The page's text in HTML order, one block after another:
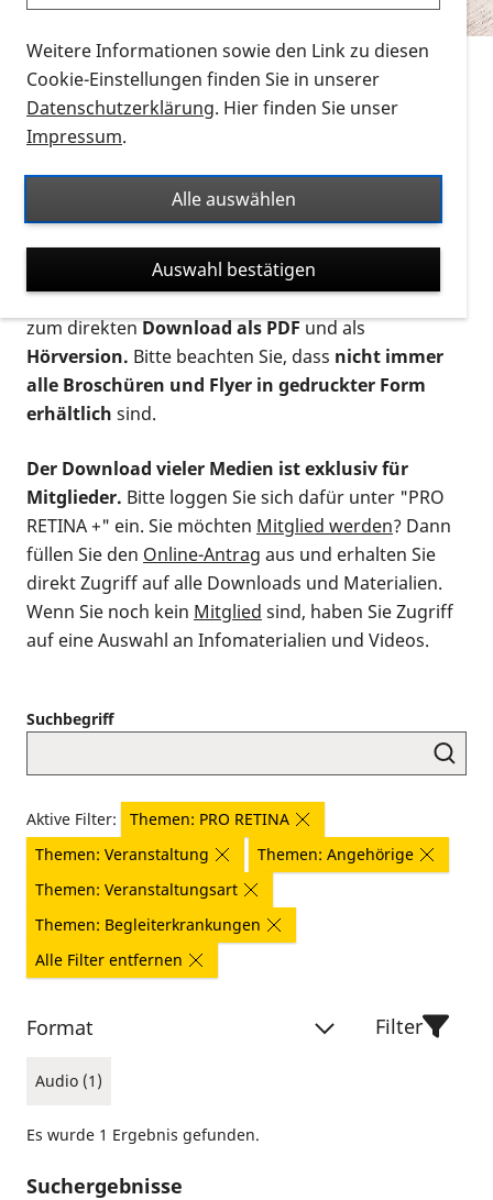
können? Schauen Sie sich dieErklärvideos zum
Thema Infomaterial auf der PRO RETINA-Website
für blinde und sehbehinderte Menschen an.
Auf dieser Seite finden Sie sämtliches Infomaterial
Ort. Nutzen Sie den Formatfilter, um ausschließlich
nach Flyern und Broschüren, Audios oder Videos zu
suchen. Die meisten Flyer und Broschüren werden in
verschiedenen Formaten angeboten: zur
postalischen Bestellung als gedruckte Variante
zum direktenDownload als PDFund als
Hörversion. Bitte beachten Sie, dass nicht immer
alle Broschüren und Flyer in gedruckter Form
erhältlich sind.
Der Download vieler Medien ist exklusiv für
Mitglieder. Bitte loggen Sie sich dafür unter "PRO
RETINA +" ein. Sie möchten Mitglied werden? Dann
füllen Sie den Online-Antrag aus und erhalten Sie
direkt Zugriff auf alle Downloads und Materialien.
Wenn Sie noch kein Mitglied sind, haben Sie Zugriff
auf eine Auswahl an Infomaterialien und Videos.
Suchbegriff
Aktive Filter:
Themen: PRO RETINA
Themen: Veranstaltung
Themen: Angehörige
Themen: Veranstaltungsart
Themen: Begleiterkrankungen
Alle Filter entfernen
Format
Audio (1)
Filter
Es wurde 1 Ergebnis gefunden.
Suchergebnisse
Weitere Informationen sowie den Link zu diesen
Cookie-Einstellungen finden Sie in unserer
Datenschutzerklärung. Hier finden Sie unser
Impressum.
Alle auswählen
Auswahl bestätigen